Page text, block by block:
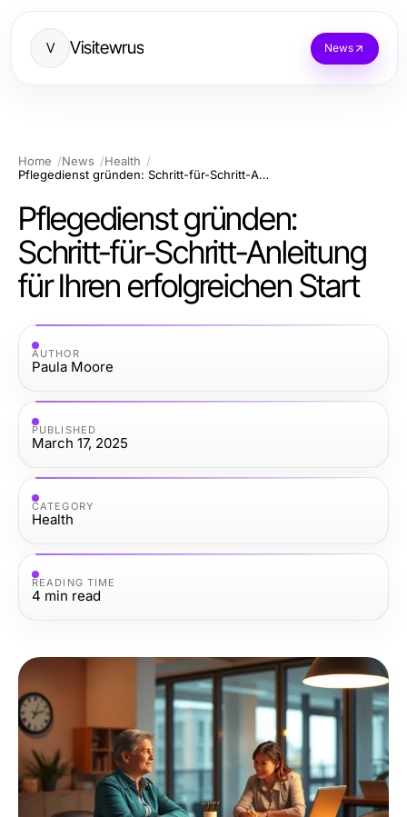
V Visitewrus News
Home News
Health
Pflegedienst gründen: Schritt-für-Schritt-Anleitung für Ihren erfolgreichen Start
Pflegedienst gründen:
Schritt-für-Schritt-Anleitung
für Ihren erfolgreichen Start
AUTHOR
Paula Moore
PUBLISHED
March 17, 2025
CATEGORY
Health
READING TIME
4 min read